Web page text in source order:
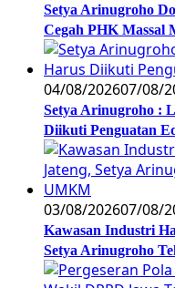
Setya Arinugroho
Cegah PHK Massal
04/08/202607/08/
Setya Arinugroho :
Diikuti Penguatan
03/08/202607/08/
Kawasan Industri
Setya Arinugroho